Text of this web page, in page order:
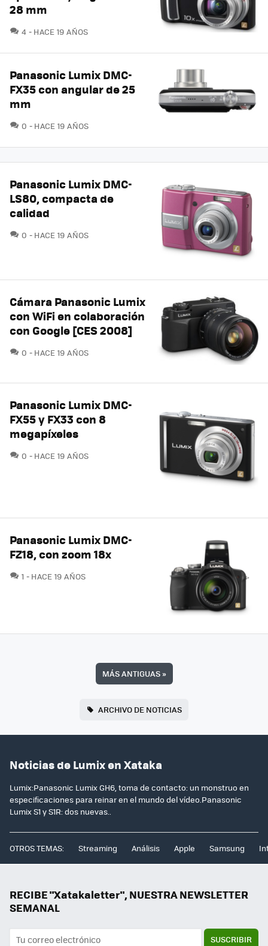
28 mm
4 COMENTARIOS
HACE 19 AÑOS
Panasonic Lumix DMC-
FX35 con angular de 25
mm
0 COMENTARIOS
HACE 19 AÑOS
Panasonic Lumix DMC-
LS80, compacta de
calidad
0 COMENTARIOS
HACE 19 AÑOS
Cámara Panasonic Lumix
con WiFi en colaboración
con Google [CES 2008]
0 COMENTARIOS
HACE 19 AÑOS
Panasonic Lumix DMC-
FX55 y FX33 con 8
megapíxeles
0 COMENTARIOS
HACE 19 AÑOS
Panasonic Lumix DMC-
FZ18, con zoom 18x
1 COMENTARIOS
HACE 19 AÑOS
MÁS ANTIGUAS»
ARCHIVO DE NOTICIAS
Noticias de Lumix en Xataka
Lumix:Panasonic Lumix GH6, toma de contacto: un monstruo en
especificaciones para reinar en el mundo del vídeo.Panasonic
Lumix S1 y S1R: dos nuevas..
OTROS TEMAS: Streaming Análisis Apple Samsung
RECIBE "Xatakaletter", NUESTRA NEWSLETTER
SEMANAL
SUSCRIBIR